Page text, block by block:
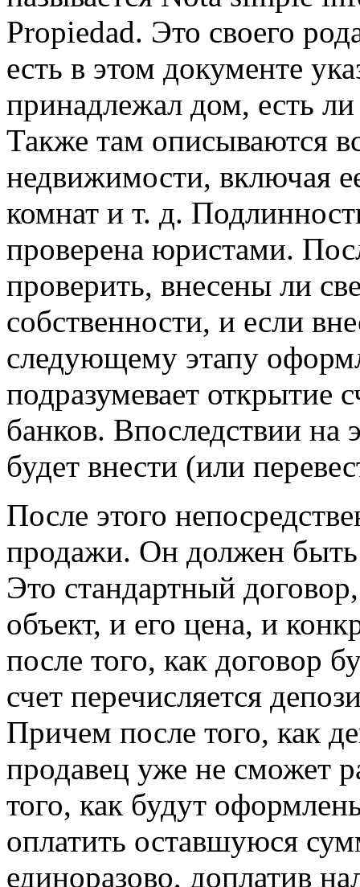
Propiedad. Это своего
есть в этом документе
принадлежал дом, есть
Также там описываются
недвижимости, включая
комнат и т. д.
проверена юристами.
проверить, внесены ли
собственности, и если
следующему этапу
подразумевает открытие
банков. Впоследствии на
будет внести (или
После этого
продажи. Он должен быть
Это стандартный
объект, и его цена, и
после того, как договор
счет перечисляется
Причем после того, как
продавец уже не сможет
того, как будут
оплатить оставшуюся
единоразово, доплатив